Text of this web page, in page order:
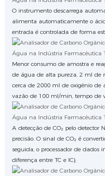
O instrumento descarrega
alimenta automaticamente o
entrada é controlada de forma
Menor consumo de amostra e
de água de alta pureza, 2 ml de
cerca de 2000 ml de oxigênio de
vazão de 100 ml/min, tempo de
A detecção de CO₂ pelo detector
precisão. O sinal de CO₂ é
seguida, o processador de dados
diferença entre TC e IC);